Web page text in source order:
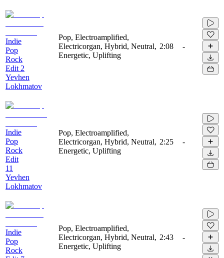
Indie
Pop
Rock
Edit 2
Yevhen
Lokhmatov
Pop, Electroamplified,
Electricorgan, Hybrid, Neutral,
Energetic, Uplifting
2:08 -
Indie
Pop
Rock
Edit
11
Yevhen
Lokhmatov
Pop, Electroamplified,
Electricorgan, Hybrid, Neutral,
Energetic, Uplifting
2:25 -
Indie
Pop
Rock
Pop, Electroamplified,
Electricorgan, Hybrid, Neutral,
Energetic, Uplifting
2:43 -